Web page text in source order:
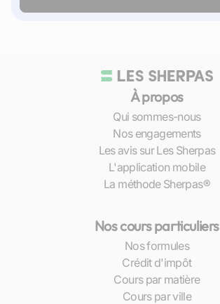
À propos
Qui sommes-nous
Nos engagements
Les avis sur Les Sherpas
L'application mobile
La méthode Sherpas®
Nos cours particuliers
Nos formules
Crédit d'impôt
Cours par matière
Cours par ville